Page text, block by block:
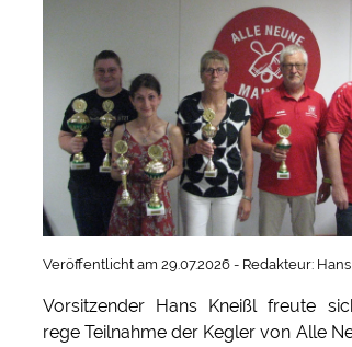
Veröffentlicht am 29.07.2026 - Redakteur:
Vorsitzender Hans Kneißl freute
rege Teilnahme der Kegler von Alle